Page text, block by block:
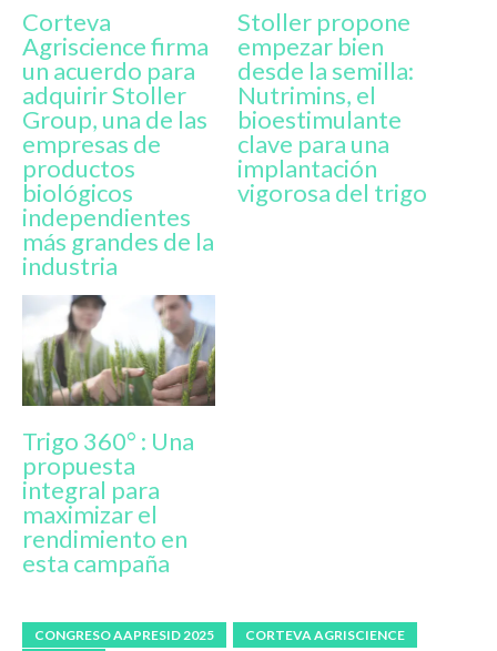
Corteva
Agriscience firma
un acuerdo para
adquirir Stoller
Group, una de las
empresas de
productos
biológicos
independientes
más grandes de la
industria
Stoller propone
empezar bien
desde la semilla:
Nutrimins, el
bioestimulante
clave para una
implantación
vigorosa del trigo
Trigo 360° : Una
propuesta
integral para
maximizar el
rendimiento en
esta campaña
CONGRESO AAPRESID 2025
CORTEVA AGRISCIENCE